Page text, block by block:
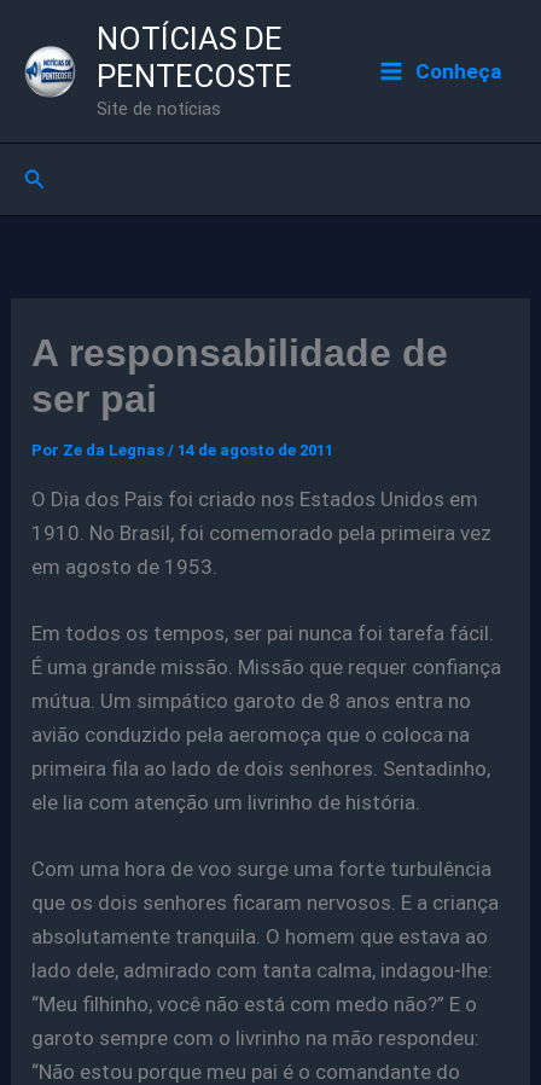
para
NOTÍCIAS DE
PENTECOSTE
Site de notícias
Conheça
Pesquisar
A responsabilidade de
ser pai
Por Ze da Legnas/ 14 de agosto de 2011
O Dia dos Pais foi criado nos Estados Unidos em
1910. No Brasil, foi comemorado pela primeira vez
em agosto de 1953.
Em todos os tempos, ser pai nunca foi tarefa fácil.
É uma grande missão. Missão que requer confiança
mútua. Um simpático garoto de 8 anos entra no
avião conduzido pela aeromoça que o coloca na
primeira fila ao lado de dois senhores. Sentadinho,
ele lia com atenção um livrinho de história.
Com uma hora de voo surge uma forte turbulência
que os dois senhores ficaram nervosos. E a criança
absolutamente tranquila. O homem que estava ao
lado dele, admirado com tanta calma, indagou-lhe:
“Meu filhinho, você não está com medo não?” E o
garoto sempre com o livrinho na mão respondeu:
“Não estou porque meu pai é o comandante do